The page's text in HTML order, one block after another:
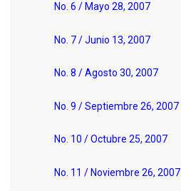
No. 6 / Mayo 28, 2007
No. 7 / Junio 13, 2007
No. 8 / Agosto 30, 2007
No. 9 / Septiembre 26, 2007
No. 10 / Octubre 25, 2007
No. 11 / Noviembre 26, 2007